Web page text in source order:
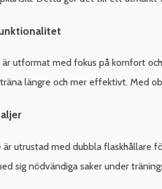
utformat med fokus på komfort
längre och mer effektivt. Med
är utrustad med dubbla flaskhållare
sig nödvändiga saker under